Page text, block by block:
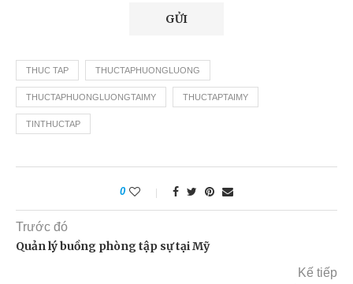
THUC TAP THUCTAPHUONGLUONG
THUCTAPHUONGLUONGTAIMY THUCTAPTAIMY
TINTHUCTAP
0
Trước đó
Quản lý buồng phòng tập sự tại Mỹ
Kế tiếp